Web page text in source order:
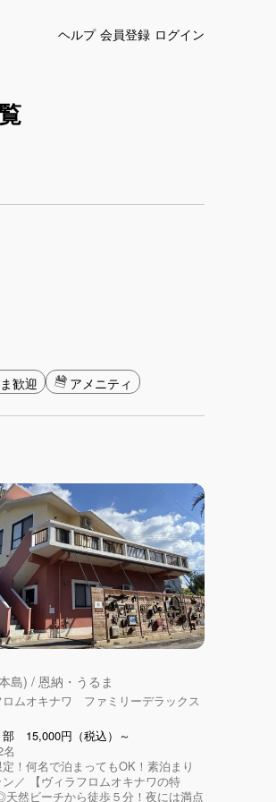
ヘルプ 会員登録 ログイン
歓迎 アメニティ
島) / 恩納・うるま
ロムオキナワ ファミリーデラックス
部 15,000円（税込）～
！何名で泊まってもOK！素泊まり
／ 【ヴィラフロムオキナワの特
然ビーチから徒歩５分！夜には満点